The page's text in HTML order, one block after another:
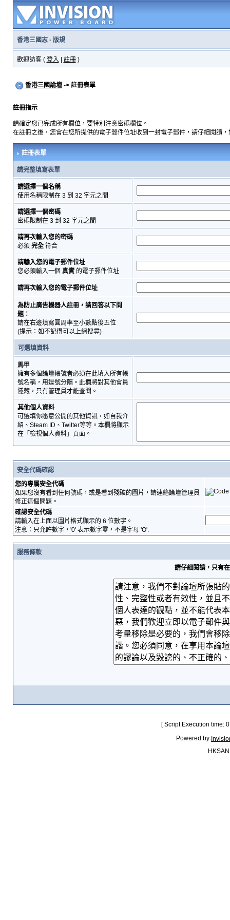
香港三國志· 版規
歡迎訪客 ( 登入 註冊)
香港三國論壇-> 註冊表單
註冊指示
請確定您已完成所有欄位，要特別注意密碼欄位。
在註冊之後，您會在您所提供的電子郵件位址收到一封電子郵件，請仔細閱讀
註冊表單
請完整填寫表單
請選擇一個名稱
使用名稱限制在 3 到 32 字元之間
請選擇一個密碼
密碼限制在 3 到 32 字元之間
請再次輸入您的密碼
必須 完全符合
請輸入您的電子郵件位址
您必須輸入一個 真實的電子郵件位址
請再次輸入您的電子郵件位址
為防止廣告機器人註冊，請回答以下問
題：
請在右邊填寫圓周率至小數點後五位
(提示：如不記得可以上網搜尋)
可選填資料
馬甲
擁有多個論壇帳號者必須在此填入所有帳
號名稱，用逗號分隔。此欄將對其他會員
隱藏，只有管理員才能查閱。
其他個人資料
可選填你愿意公開的其他資訊，如自我介
紹、Steam ID、Twitter等等。本欄將顯示
在「檢視個人資料」頁面。
安全代碼確認
您的專屬安全代碼
如果您沒有看到任何號碼，或是看到殘破的圖片，請連絡論壇管理員
修正這個問題。
確認安全代碼
請輸入在上面以圖片格式顯示的 6 位數字。
注意：只允許數字，'0' 表示數字零，不是字母 'O'.
服務條款
請仔細閱讀，只有
[ Script Execution time:
Powered by